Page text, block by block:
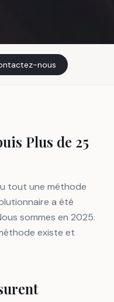
nous
Plus de 25
tout une méthode
a été
sommes en 2025.
existe et